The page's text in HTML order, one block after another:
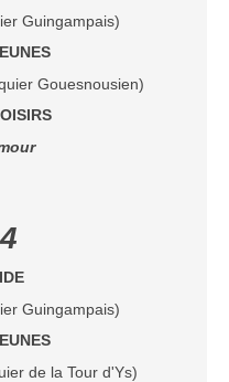
Guingampais)
Gouesnousien)
Guingampais)
de la Tour d'Ys)